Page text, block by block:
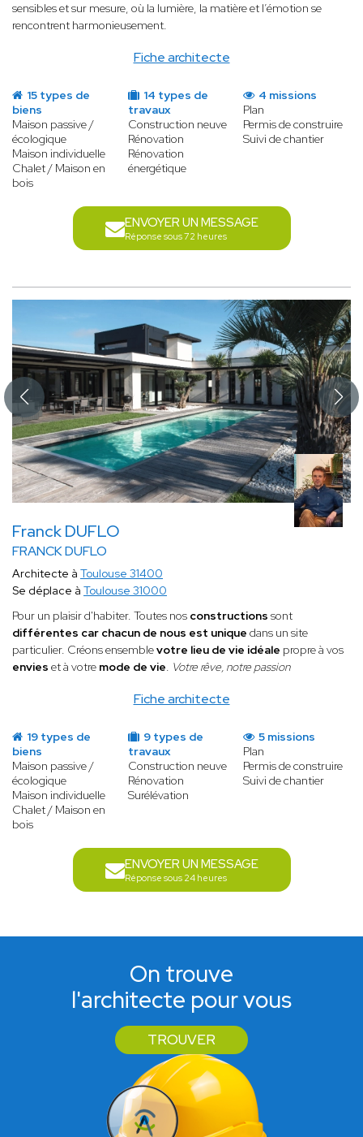
Fiche architecte
sensibles et sur mesure, où la lumière, la matière et l’émotion se
rencontrent harmonieusement.
15 types de
biens
Maison passive /
écologique
Maison individuelle
Chalet / Maison en
bois
14 types de
travaux
Construction neuve
Rénovation
Rénovation
énergétique
4 missions
Plan
Permis de construire
Suivi de chantier
ENVOYER UN MESSAGE
Réponse sous 72 heures
Franck DUFLO
FRANCK DUFLO
Fiche architecte
Architecte à Toulouse 31400
Se déplace à Toulouse 31000
Pour un plaisir d'habiter. Toutes nos constructions sont
différentes car chacun de nous est unique dans un site
particulier. Créons ensemblevotre lieu de vie idéale propre à vos
envies et à votre mode de vie. Votre rêve, notre passion
19 types de
biens
Maison passive /
écologique
Maison individuelle
Chalet / Maison en
bois
9 types de
travaux
Construction neuve
Rénovation
Surélévation
5 missions
Plan
Permis de construire
Suivi de chantier
ENVOYER UN MESSAGE
Réponse sous 24 heures
On trouve
l'architecte pour vous
TROUVER